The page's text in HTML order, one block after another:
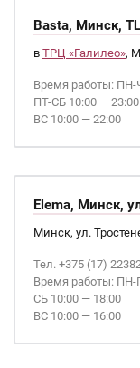
Basta, Минск,
в ТРЦ «Галилео»,
Время работы: ПН-
ПТ-СБ 10:00 — 23:00
ВС 10:00 — 22:00
Elema, Минск,
Минск, ул.
Тел. +375 (17)
Время работы: ПН-
СБ 10:00 — 18:00
ВС 10:00 — 16:00